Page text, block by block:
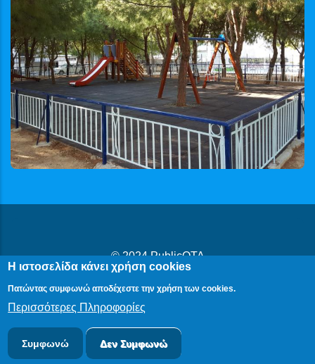
© 2024PublicOTA
Δήλωση Προβασιμότητας|Cookies|Πολιτική Προστασίας
Προσωπικών Δεδομένων
Η ιστοσελίδα κάνει χρήση cookies
Πατώντας συμφωνώ αποδέχεστε την χρήση των cookies.
Περισσότερες Πληροφορίες
Συμφωνώ Δεν Συμφωνώ